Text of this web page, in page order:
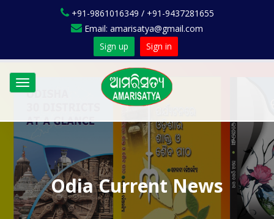
+91-9861016349 / +91-9437281655
Email: amarisatya@gmail.com
Sign up
Sign in
Toggle
navigation
Odia Current News